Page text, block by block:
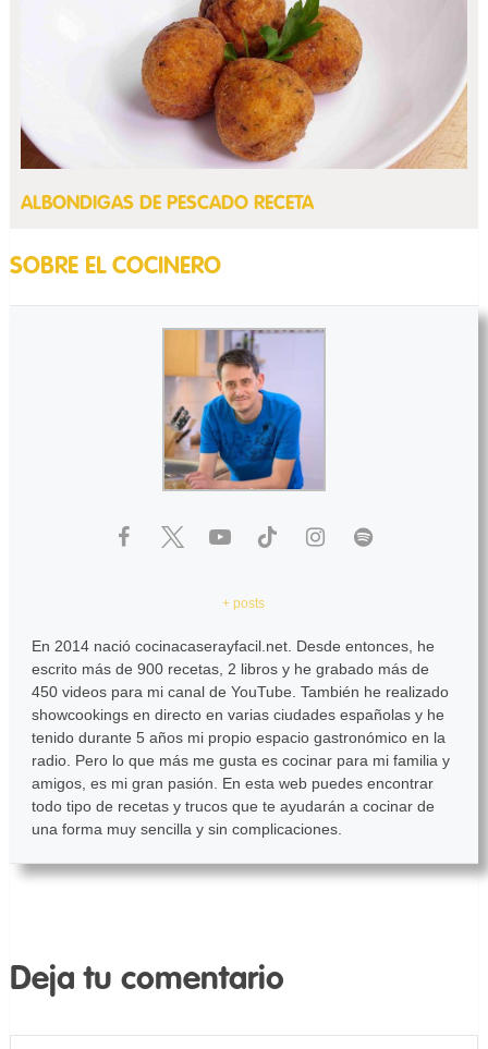
ALBONDIGAS DE PESCADO RECETA
SOBRE EL COCINERO
+ posts
En 2014 nació cocinacaserayfacil.net. Desde entonces, he
escrito más de 900 recetas, 2 libros y he grabado más de
450 videos para mi canal de YouTube. También he realizado
showcookings en directo en varias ciudades españolas y he
tenido durante 5 años mi propio espacio gastronómico en la
radio. Pero lo que más me gusta es cocinar para mi familia y
amigos, es mi gran pasión. En esta web puedes encontrar
todo tipo de recetas y trucos que te ayudarán a cocinar de
una forma muy sencilla y sin complicaciones.
Deja tu comentario